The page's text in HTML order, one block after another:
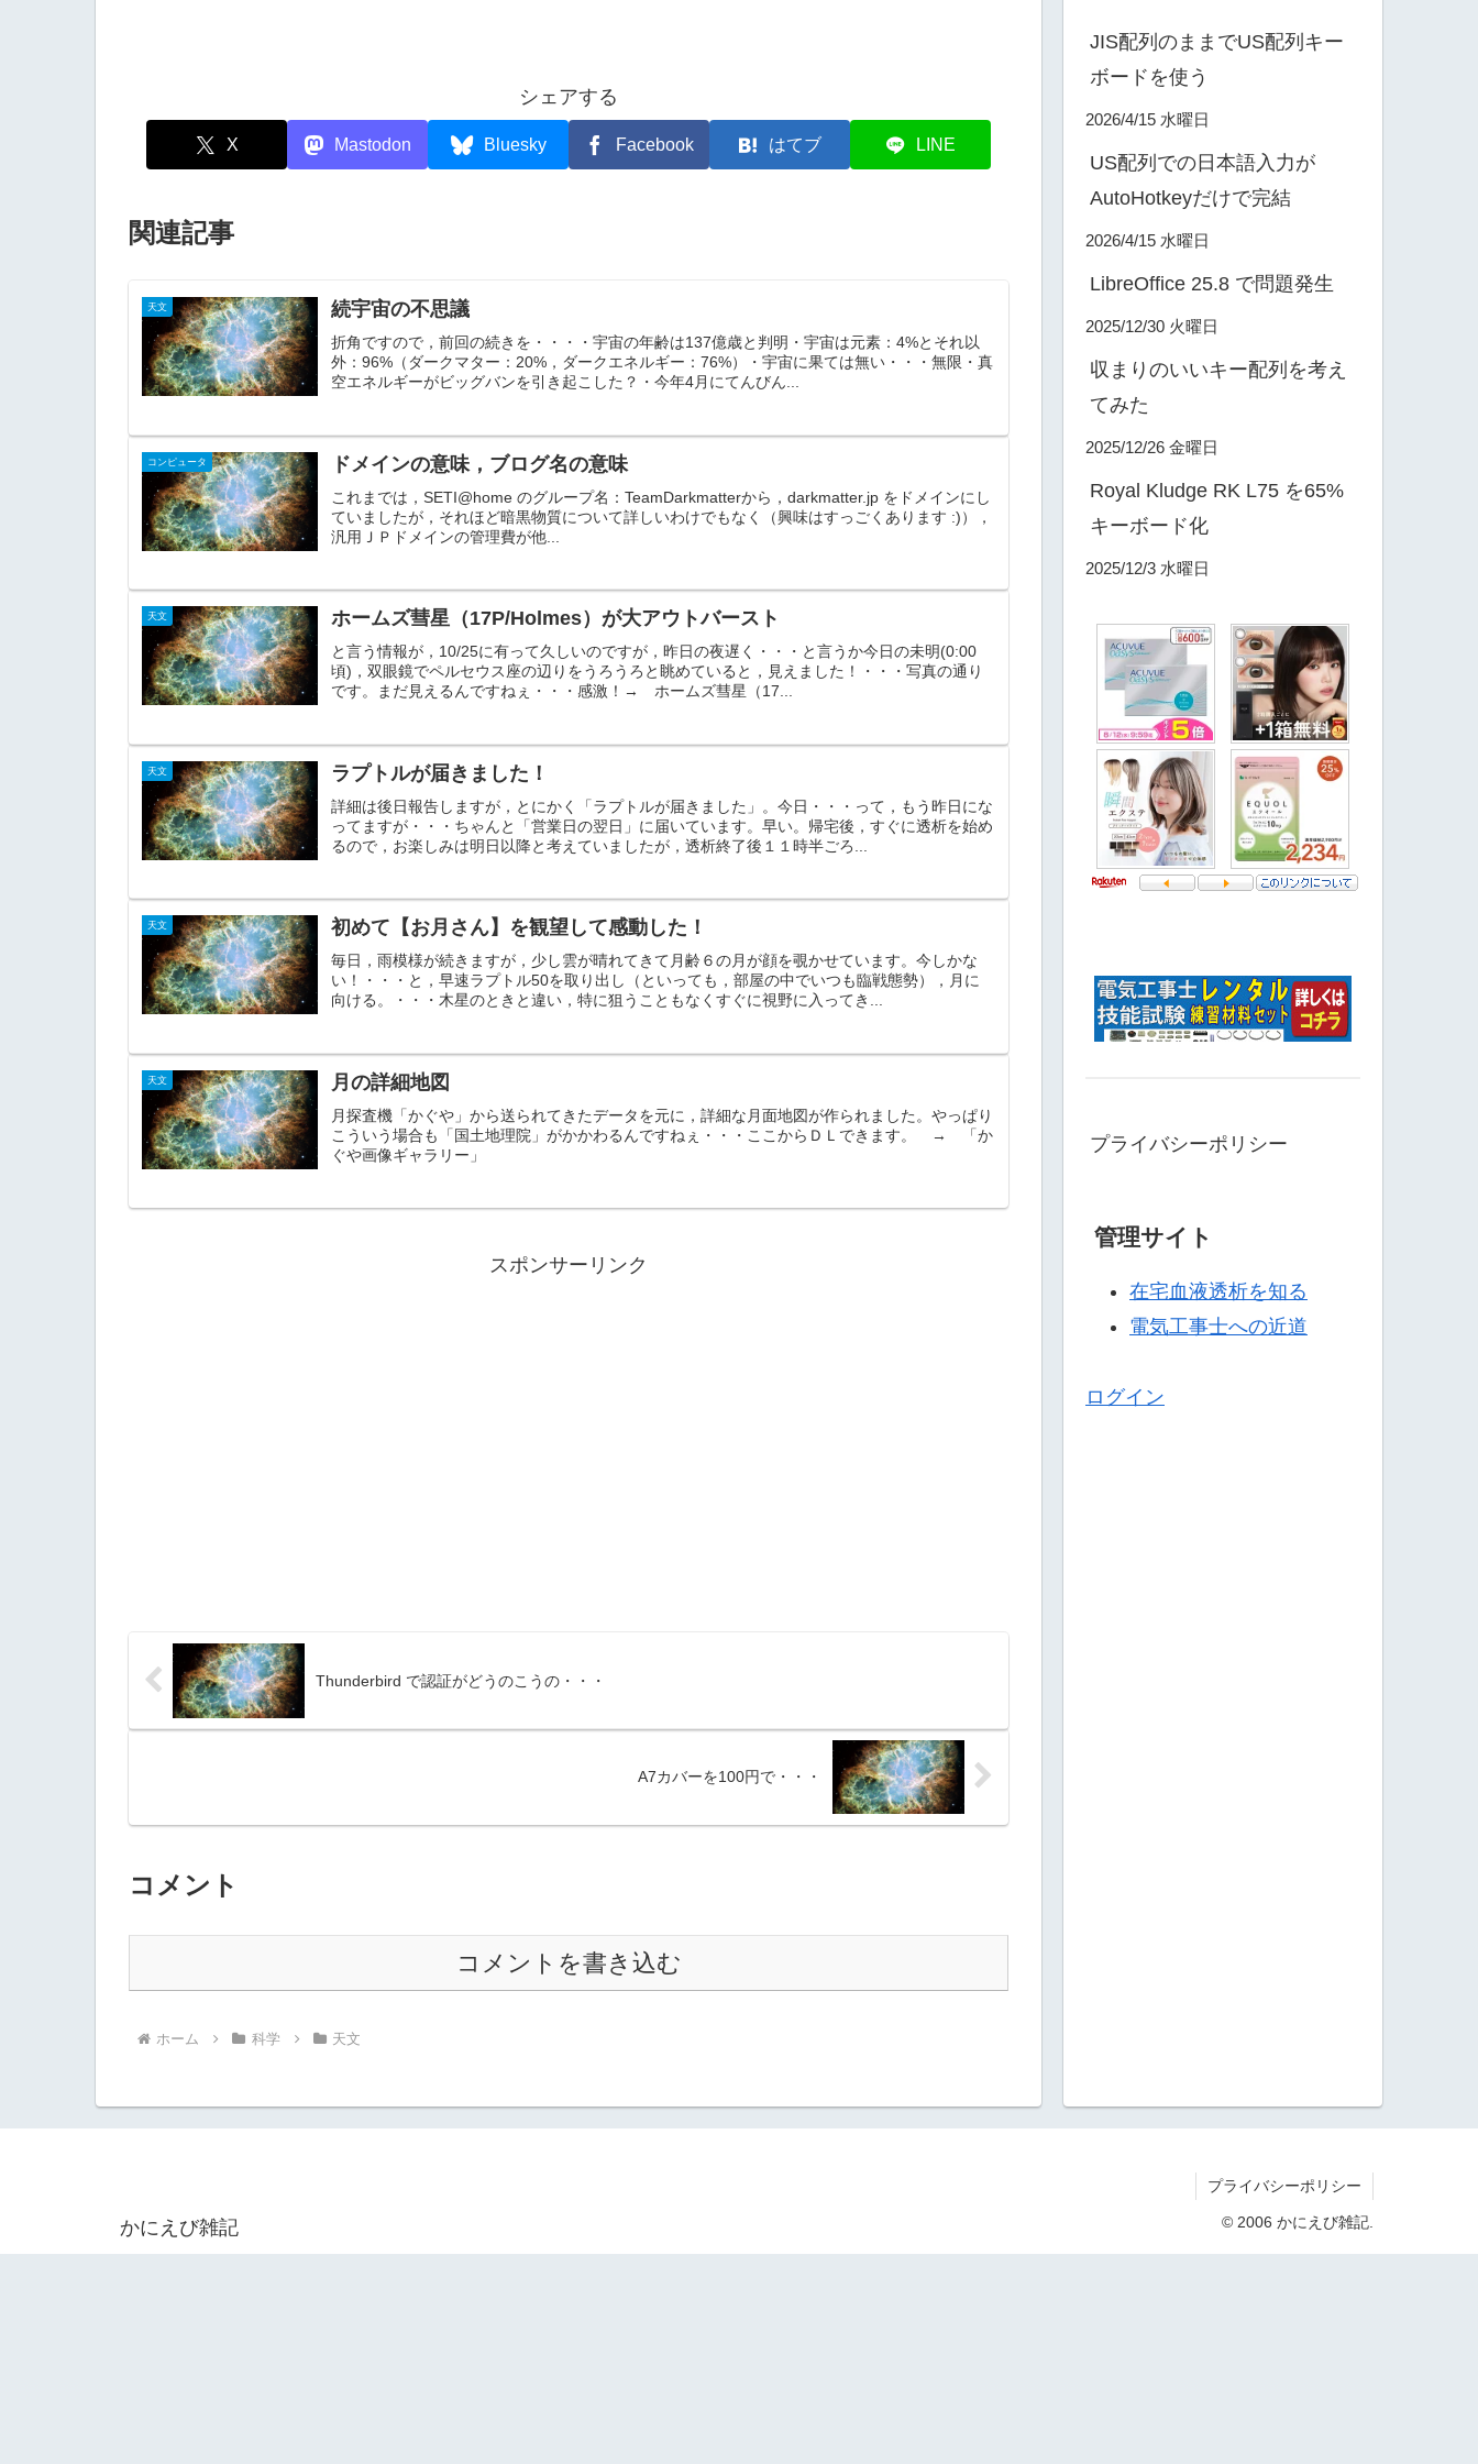
シェアする
X Mastodon Bluesky Facebook はてブ LINE
関連記事
天文 続宇宙の不思議
折角ですので，前回の続きを・・・・宇宙の年齢は137億歳と判明・宇宙は元素：4%とそれ以
外：96%（ダークマター：20%，ダークエネルギー：76%）・宇宙に果ては無い・・・無限・真
空エネルギーがビッグバンを引き起こした？・今年4月にてんびん...
コンピュータ ドメインの意味，ブログ名の意味
これまでは，SETI@home のグループ名：TeamDarkmatterから，darkmatter.jp をドメインにし
ていましたが，それほど暗黒物質について詳しいわけでもなく（興味はすっごくあります :)），
汎用ＪＰドメインの管理費が他...
天文 ホームズ彗星（17P/Holmes）が大アウトバースト
と言う情報が，10/25に有って久しいのですが，昨日の夜遅く・・・と言うか今日の未明(0:00
頃)，双眼鏡でペルセウス座の辺りをうろうろと眺めていると，見えました！・・・写真の通り
です。まだ見えるんですねぇ・・・感激！→ ホームズ彗星（17...
天文 ラプトルが届きました！
詳細は後日報告しますが，とにかく「ラプトルが届きました」。今日・・・って，もう昨日にな
ってますが・・・ちゃんと「営業日の翌日」に届いています。早い。帰宅後，すぐに透析を始め
るので，お楽しみは明日以降と考えていましたが，透析終了後１１時半ごろ...
天文 初めて【お月さん】を観望して感動した！
毎日，雨模様が続きますが，少し雲が晴れてきて月齢６の月が顔を覗かせています。今しかな
い！・・・と，早速ラプトル50を取り出し（といっても，部屋の中でいつも臨戦態勢），月に
向ける。・・・木星のときと違い，特に狙うこともなくすぐに視野に入ってき...
天文 月の詳細地図
月探査機「かぐや」から送られてきたデータを元に，詳細な月面地図が作られました。やっぱり
こういう場合も「国土地理院」がかかわるんですねぇ・・・ここからＤＬできます。 → 「か
ぐや画像ギャラリー」
スポンサーリンク
Thunderbird で認証がどうのこうの・・・
A7カバーを100円で・・・
コメント
コメントを書き込む
ホーム 科学 天文
JIS配列のままでUS配列キー
ボードを使う
2026/4/15 水曜日
US配列での日本語入力が
AutoHotkeyだけで完結
2026/4/15 水曜日
LibreOffice 25.8 で問題発生
2025/12/30 火曜日
収まりのいいキー配列を考え
てみた
2025/12/26 金曜日
Royal Kludge RK L75 を65%
キーボード化
2025/12/3 水曜日
プライバシーポリシー
管理サイト
在宅血液透析を知る
電気工事士への近道
ログイン
かにえび雑記
プライバシーポリシー
© 2006 かにえび雑記.